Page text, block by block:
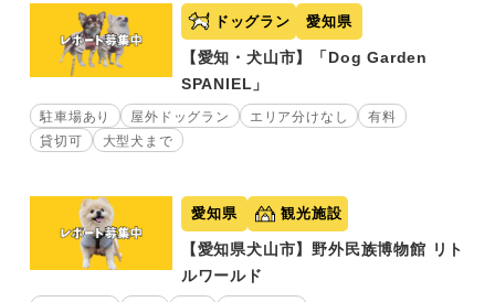
ドッグラン 愛知県
【愛知・犬山市】「Dog Garden
SPANIEL」
駐車場あり 屋外ドッグラン エリア分けなし
有料
貸切可
大型犬まで
愛知県 観光施設
【愛知県犬山市】野外民族博物館 リト
ルワールド